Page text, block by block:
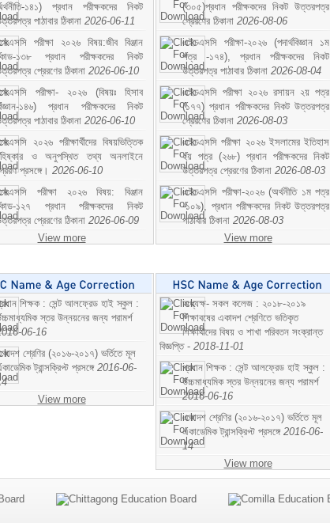
১৪১) প্রধান পরীক্ষকদের নিকট
পাঠাবার ঠিকানা 2026-06-11
পরীক্ষা ২০২৬ বিষয়:জীব বিঞ্জান
১৩৮ প্রধান পরীক্ষকদের নিকট
প্রেরণের ঠিকানা 2026-06-10
পরীক্ষা- ২০২৬ (বিষয়ঃ হিসাব
১৪৬) প্রধান পরীক্ষকদের নিকট
পাঠাবার ঠিকানা 2026-06-10
২০২৬ পরীক্ষার্থীদের বিষয়ভিত্তিক
ও অনুপস্থিত তথ্য অনলাইনে
প্রসঙ্গে। 2026-06-10
পরীক্ষা ২০২৬ বিষয়: বিঞ্জান
১২৭ প্রধান পরীক্ষকদের নিকট
প্রেরণের ঠিকানা 2026-06-09
View more
(৩০৫)প্রধান পরীক্ষকদের নিকট উত্তরপত্র
প্রেরণের ঠিকানা 2026-08-06
এইচএসসি পরীক্ষা-২০২৬ (পদার্থবিজ্ঞান ১ম
পত্র -১৭৪), প্রধান পরীক্ষকদের নিকট
উত্তরপত্র পাঠাবার ঠিকানা 2026-08-04
এইচএসসি পরীক্ষা ২০২৬ রসায়ন ২য় পত্র
(১৭৭) প্রধান পরীক্ষকদের নিকট উত্তরপত্র
প্রেরণের ঠিকানা 2026-08-03
এইচএসসি পরীক্ষা ২০২৬ ইসলামের ইতিহাস
২য় পত্র (২৬৮) প্রধান পরীক্ষকদের নিকট
উত্তরপত্র প্রেরণের ঠিকানা 2026-08-03
এইচএসসি পরীক্ষা-২০২৬ (অর্থনীতি ১ম পত্র
-১০৯), প্রধান পরীক্ষকদের নিকট উত্তরপত্র
পাঠাবার ঠিকানা 2026-08-03
View more
শিক্ষক : সেন্ট আলফ্রেড হাই স্কুল :
স্তর উন্নয়নের জন্য পরামর্শ
06-16
শ্রেণির (২০১৬-২০১৭) ভর্তিতে মূল
ট্রান্সক্রিপ্ট প্রসঙ্গে 2016-06-
View more
অধ্যক্ষ- সকল কলেজ : ২০১৮-২০১৯
শিক্ষাবষের একাদশ শ্রেণিতে ভতিকৃত
শিক্ষাথীদের বিষয় ও শাখা পরিবতন সংক্রান্ত
বিজ্ঞপ্তি - 2018-11-01
প্রধান শিক্ষক : সেন্ট আলফ্রেড হাই স্কুল :
উচ্চমাধ্যমিক স্তর উন্নয়নের জন্য পরামর্শ
2016-06-16
একাদশ শ্রেণির (২০১৬-২০১৭) ভর্তিতে মূল
একাডেমিক ট্রান্সক্রিপ্ট প্রসঙ্গে 2016-06-
14
View more